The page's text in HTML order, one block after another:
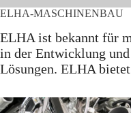
ELHA-MASCHINENBAU
ELHA ist bekannt für
in der Entwicklung
Lösungen. ELHA